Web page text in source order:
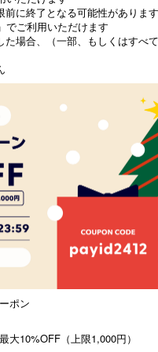
前に終了となる可能性があります
でご利用いただけます
た場合、（一部、もしくはす
ポン
大10%OFF（上限1,000円）